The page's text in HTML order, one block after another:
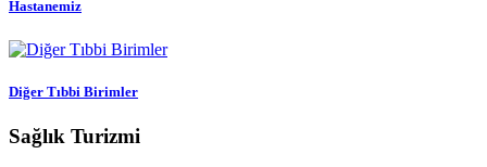
Hastanemiz
Diğer Tıbbi Birimler
Sağlık Turizmi